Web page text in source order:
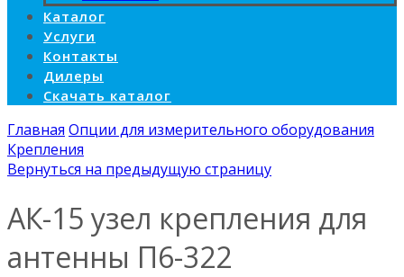
Каталог
Услуги
Контакты
Дилеры
Скачать каталог
Главная Опции для измерительного оборудования
Крепления
Вернуться на предыдущую страницу
АК-15 узел крепления для
антенны П6-322